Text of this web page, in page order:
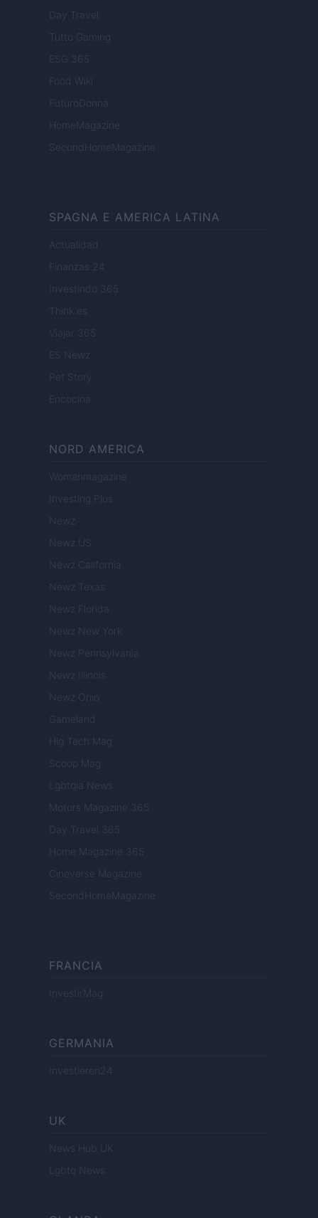
Day Travel
Tutto Gaming
ESG 365
Food Wiki
FuturoDonna
HomeMagazine
SecondHomeMagazine
SPAGNA E AMERICA LATINA
Actualidad
Finanzas 24
Investindo 365
Think.es
Viajar 365
ES Newz
Pet Story
Encocina
NORD AMERICA
Womanmagazine
Investing Plus
Newz
Newz US
Newz California
Newz Texas
Newz Florida
Newz New York
Newz Pennsylvania
Newz Illinois
Newz Ohio
Gameland
Hig Tech Mag
Scoop Mag
Lgbtqia News
Motors Magazine 365
Day Travel 365
Home Magazine 365
Cineverse Magazine
SecondHomeMagazine
FRANCIA
InvestirMag
GERMANIA
Investieren24
UK
News Hub UK
Lgbtq News